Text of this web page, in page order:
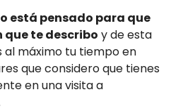
está pensado para que
que te describo y de esta
máximo tu tiempo en
que considero que tienes
en una visita a